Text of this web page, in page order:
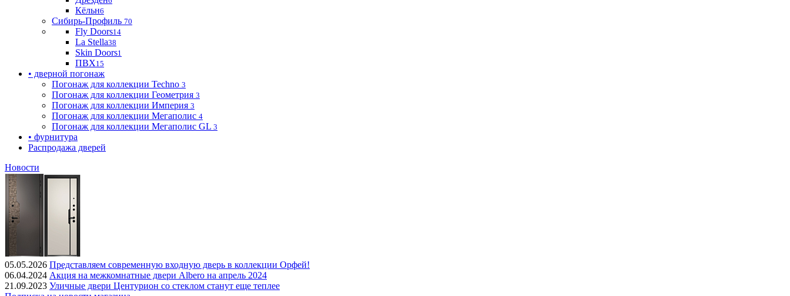
Кёльн6
Сибирь-Профиль 70
Fly Doors14
La Stella38
Skin Doors1
ПВХ15
• дверной погонаж
Погонаж для коллекции Techno 3
Погонаж для коллекции Геометрия 3
Погонаж для коллекции Империя 3
Погонаж для коллекции Мегаполис 4
Погонаж для коллекции Мегаполис GL 3
• фурнитура
Распродажа дверей
Новости
05.05.2026 Представляем современную входную дверь в коллекции Орфей!
06.04.2024 Акция на межкомнатные двери Albero на апрель 2024
21.09.2023 Уличные двери Центурион со стеклом станут еще теплее